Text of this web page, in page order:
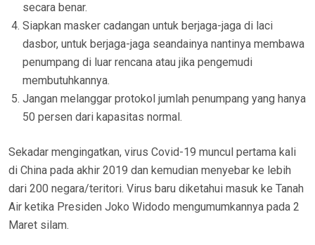
secara benar.
Siapkan masker cadangan untuk berjaga-jaga di laci
dasbor, untuk berjaga-jaga seandainya nantinya membawa
penumpang di luar rencana atau jika pengemudi
membutuhkannya.
Jangan melanggar protokol jumlah penumpang yang hanya
50 persen dari kapasitas normal.
Sekadar mengingatkan, virus Covid-19 muncul pertama kali
di China pada akhir 2019 dan kemudian menyebar ke lebih
dari 200 negara/teritori. Virus baru diketahui masuk ke Tanah
Air ketika Presiden Joko Widodo mengumumkannya pada 2
Maret silam.